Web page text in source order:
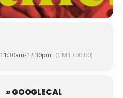
11:30am-12:30pm (GMT+00:00)
» GOOGLECAL